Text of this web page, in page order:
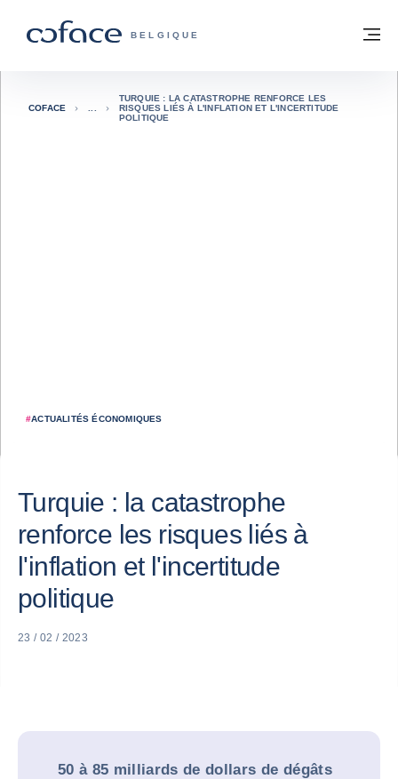
COFACE, FOR TRADE - PAGE
BELGIQUE
Retour à la page d'accueil
#ACTUALITÉS ÉCONOMIQUES
COFACE
TURQUIE : LA CATASTROPHE RENFORCE LES
RISQUES LIÉS À L'INFLATION ET L'INCERTITUDE
POLITIQUE
Turquie : la catastrophe
renforce les risques liés à
l'inflation et l'incertitude
politique
23 / 02 / 2023
50 à 85 milliards de dollars de dégâts